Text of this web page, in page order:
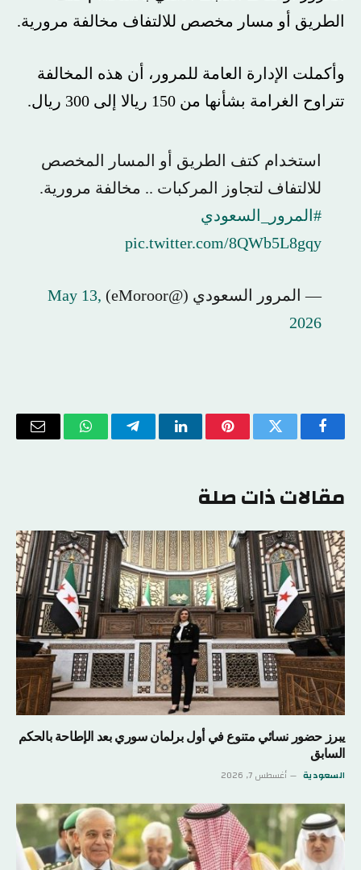
الطريق أو مسار مخصص للالتفاف مخالفة مرورية.
وأكملت الإدارة العامة للمرور، أن هذه المخالفة
تتراوح الغرامة بشأنها من 150 ريالا إلى 300 ريال.
استخدام كتف الطريق أو المسار المخصص
للالتفاف لتجاوز المركبات .. مخالفة مرورية.
#المرور_السعودي
pic.twitter.com/8QWb5L8gqy
— المرور السعودي (@eMoroor)
May 13,
2026
فيسبوكتويتر بينتيريستلينكدإن تيلقرام واتسابالبريد
مقالات ذات صلة
يبرز حضور نسائي متنوع في أول برلمان سوري بعد الإطاحة بالحكم
السابق
السعودية أغسطس 7, 2026